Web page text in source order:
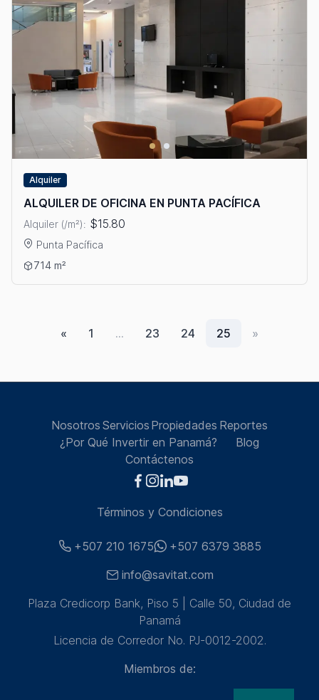
Alquiler
ALQUILER DE OFICINA EN PUNTA PACÍFICA
Alquiler (/m²): $15.80
Punta Pacífica
Ver detalles: ALQUILER DE OFICINA EN PUNTA PACÍFICA
714 m²
« 1 … 23 24 25 »
Nosotros Servicios Propiedades Reportes
¿Por Qué Invertir en Panamá?
Blog
Contáctenos
Términos y Condiciones
+507 210 1675
+507 6379 3885
info@savitat.com
Plaza Credicorp Bank, Piso 5 | Calle 50, Ciudad de
Panamá
Licencia de Corredor No. PJ-0012-2002.
Miembros de: